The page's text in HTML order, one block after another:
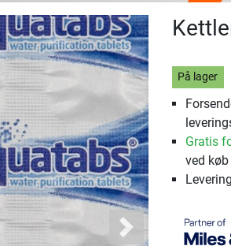
Next
På lager
Gratis
ved